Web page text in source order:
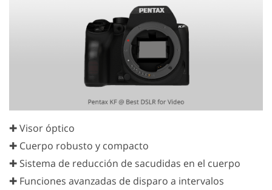
✚ Visor óptico
✚ Cuerpo robusto y compacto
✚ Sistema de reducción de sacudidas en el cuerpo
✚ Funciones avanzadas de disparo a intervalos